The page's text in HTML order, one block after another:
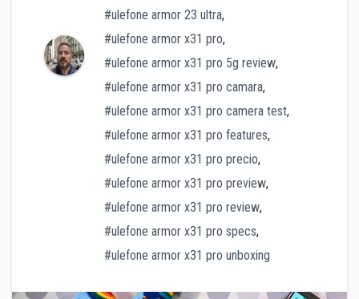
#ulefone armor 23 ultra,
#ulefone armor x31 pro,
#ulefone armor x31 pro 5g review,
#ulefone armor x31 pro camara,
#ulefone armor x31 pro camera test,
#ulefone armor x31 pro features,
#ulefone armor x31 pro precio,
#ulefone armor x31 pro preview,
#ulefone armor x31 pro review,
#ulefone armor x31 pro specs,
#ulefone armor x31 pro unboxing